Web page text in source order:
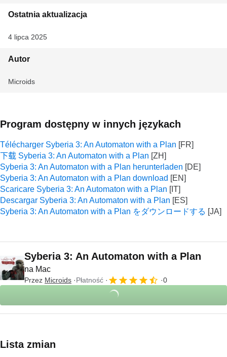
Ostatnia aktualizacja
4 lipca 2025
Autor
Microids
Program dostępny w innych językach
Télécharger Syberia 3: An Automaton with a Plan
下载 Syberia 3: An Automaton with a Plan
Syberia 3: An Automaton with a Plan herunterladen
Syberia 3: An Automaton with a Plan download
Scaricare Syberia 3: An Automaton with a Plan
Descargar Syberia 3: An Automaton with a Plan
Syberia 3: An Automaton with a Plan をダウンロードする
Syberia 3: An Automaton with a Plan
na Mac
Przez Microids Płatność 0
Lista zmian